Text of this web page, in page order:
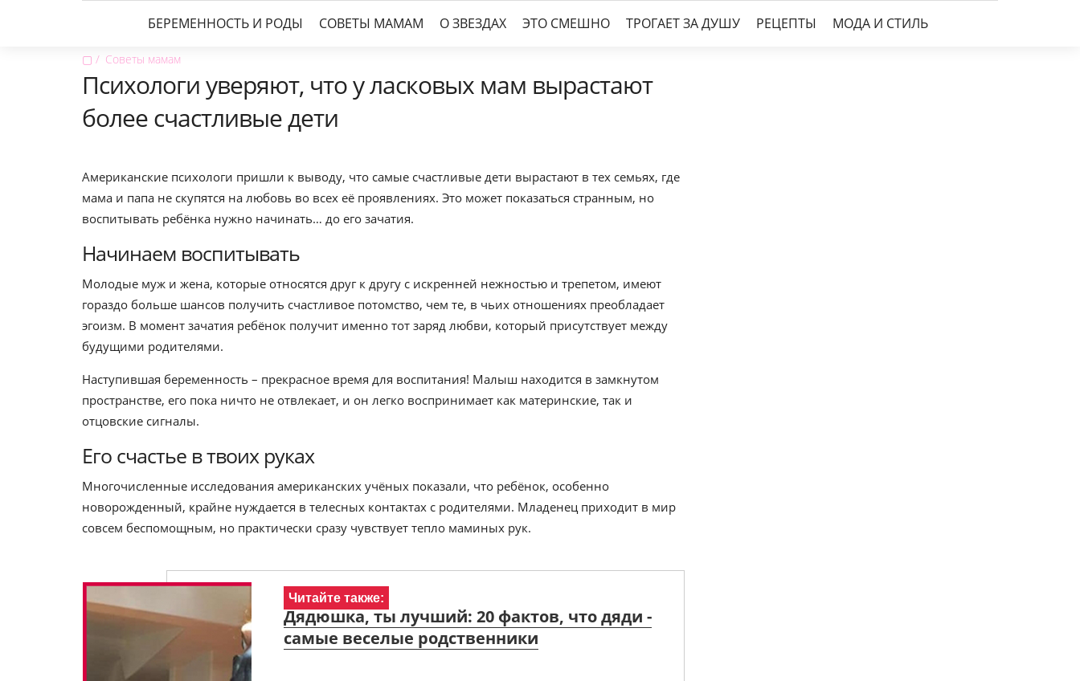
БЕРЕМЕННОСТЬ И РОДЫ СОВЕТЫ МАМАМ О ЗВЕЗДАХ ЭТО СМЕШНО ТРОГАЕТ ЗА ДУШУ РЕЦЕПТЫ МОДА И СТИЛЬ
▢ Советы мамам
Психологи уверяют, что у ласковых мам вырастают
более счастливые дети
Американские психологи пришли к выводу, что самые счастливые дети вырастают в тех семьях, где
мама и папа не скупятся на любовь во всех её проявлениях. Это может показаться странным, но
воспитывать ребёнка нужно начинать… до его зачатия.
Начинаем воспитывать
Молодые муж и жена, которые относятся друг к другу с искренней нежностью и трепетом, имеют
гораздо больше шансов получить счастливое потомство, чем те, в чьих отношениях преобладает
эгоизм. В момент зачатия ребёнок получит именно тот заряд любви, который присутствует между
будущими родителями.
Наступившая беременность – прекрасное время для воспитания! Малыш находится в замкнутом
пространстве, его пока ничто не отвлекает, и он легко воспринимает как материнские, так и
отцовские сигналы.
Его счастье в твоих руках
Многочисленные исследования американских учёных показали, что ребёнок, особенно
новорожденный, крайне нуждается в телесных контактах с родителями. Младенец приходит в мир
совсем беспомощным, но практически сразу чувствует тепло маминых рук.
Читайте также:
Дядюшка, ты лучший: 20 фактов, что дяди -
самые веселые родственники